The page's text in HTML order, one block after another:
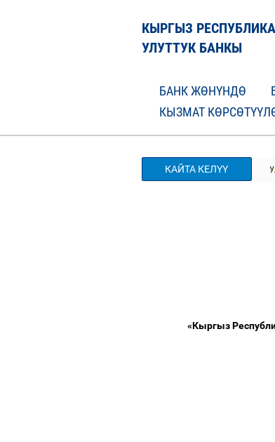
КЫРГЫЗ
УЛУТТУК БАНКЫ
БАНК ЖӨНҮНДӨ
КЫЗМАТ
КАЙТА КЕЛҮҮ
«Кыргыз